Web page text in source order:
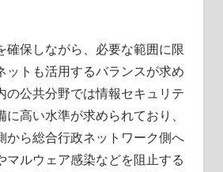
確保しながら、必要な範囲に限
ットも活用するバランスが求め
の公共分野では情報セキュリテ
に高い水準が求められており、
から総合行政ネットワーク側へ
マルウェア感染などを阻止する